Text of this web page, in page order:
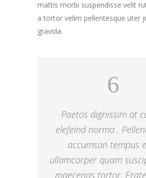
mattis morbi suspendisse velit
a tortor velim pellentesque uter
gravida.
Paetos dignissim at
elefeind norma .
accumsan tempus
ullamcorper quam
maecenas tortor.